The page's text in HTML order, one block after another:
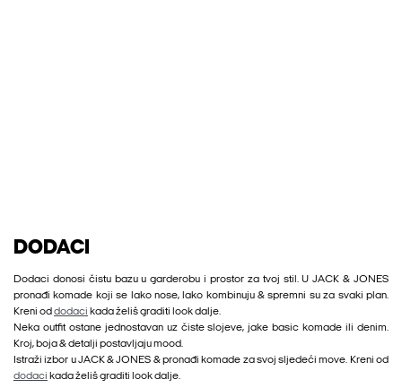
DODACI
Dodaci donosi čistu bazu u garderobu i prostor za tvoj stil. U JACK & JONES
pronađi komade koji se lako nose, lako kombinuju & spremni su za svaki plan.
Kreni od dodaci kada želiš graditi look dalje.
Neka outfit ostane jednostavan uz čiste slojeve, jake basic komade ili denim.
Kroj, boja & detalji postavljaju mood.
Istraži izbor u JACK & JONES & pronađi komade za svoj sljedeći move. Kreni od
dodaci kada želiš graditi look dalje.